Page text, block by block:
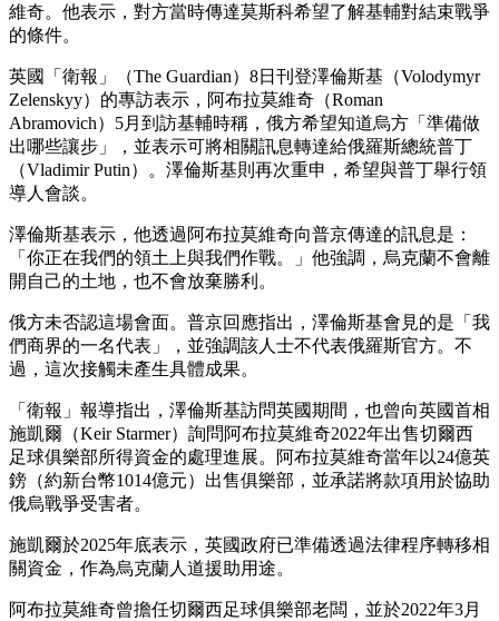
維奇。他表示，對方當時傳達莫斯科希望了解基輔對結束戰爭
的條件。
英國「衛報」（The Guardian）8日刊登澤倫斯基（Volodymyr
Zelenskyy）的專訪表示，阿布拉莫維奇（Roman
Abramovich）5月到訪基輔時稱，俄方希望知道烏方「準備做
出哪些讓步」，並表示可將相關訊息轉達給俄羅斯總統普丁
（Vladimir Putin）。澤倫斯基則再次重申，希望與普丁舉行領
導人會談。
澤倫斯基表示，他透過阿布拉莫維奇向普京傳達的訊息是：
「你正在我們的領土上與我們作戰。」他強調，烏克蘭不會離
開自己的土地，也不會放棄勝利。
俄方未否認這場會面。普京回應指出，澤倫斯基會見的是「我
們商界的一名代表」，並強調該人士不代表俄羅斯官方。不
過，這次接觸未產生具體成果。
「衛報」報導指出，澤倫斯基訪問英國期間，也曾向英國首相
施凱爾（Keir Starmer）詢問阿布拉莫維奇2022年出售切爾西
足球俱樂部所得資金的處理進展。阿布拉莫維奇當年以24億英
鎊（約新台幣1014億元）出售俱樂部，並承諾將款項用於協助
俄烏戰爭受害者。
施凱爾於2025年底表示，英國政府已準備透過法律程序轉移相
關資金，作為烏克蘭人道援助用途。
阿布拉莫維奇曾擔任切爾西足球俱樂部老闆，並於2022年3月